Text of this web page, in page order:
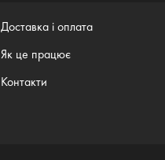
Доставка і оплата
Як це працює
Контакти